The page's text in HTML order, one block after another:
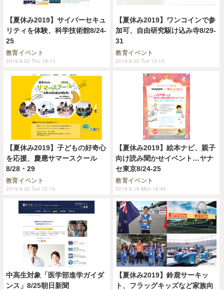
【夏休み2019】サイバーセキュ
リティを体験、科学技術館8/24-
25
教育イベント
2019.8.22 Thu 18:15
【夏休み2019】ワンコインで参
加可、自由研究駆け込み寺8/29-
31
教育イベント
2019.8.20 Tue 15:15
【夏休み2019】子どもの好奇心
を応援、慶應サマースクール
8/28・29
教育イベント
2019.8.20 Tue 12:15
【夏休み2019】絵本ナビ、親子
向け読み聞かせイベント…ヤナ
セ東京8/24-25
教育イベント
2019.8.19 Mon 19:45
中高生対象「医学部進学ガイダ
ンス」8/25朝日新聞
【夏休み2019】鈴鹿サーキッ
ト、フラッグキッズなど家族向